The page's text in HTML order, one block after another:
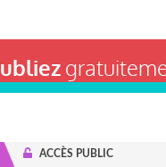
ACCÈS PUBLIC